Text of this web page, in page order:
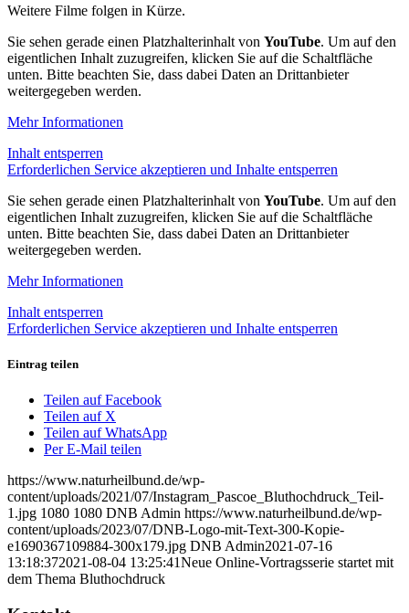
Weitere Filme folgen in Kürze.
Sie sehen gerade einen Platzhalterinhalt von YouTube. Um auf den
eigentlichen Inhalt zuzugreifen, klicken Sie auf die Schaltfläche
unten. Bitte beachten Sie, dass dabei Daten an Drittanbieter
weitergegeben werden.
Mehr Informationen
Inhalt entsperren
Erforderlichen Service akzeptieren und Inhalte entsperren
Sie sehen gerade einen Platzhalterinhalt von YouTube. Um auf den
eigentlichen Inhalt zuzugreifen, klicken Sie auf die Schaltfläche
unten. Bitte beachten Sie, dass dabei Daten an Drittanbieter
weitergegeben werden.
Mehr Informationen
Inhalt entsperren
Erforderlichen Service akzeptieren und Inhalte entsperren
Eintrag teilen
Teilen auf Facebook
Teilen auf X
Teilen auf WhatsApp
Per E-Mail teilen
https://www.naturheilbund.de/wp-
content/uploads/2021/07/Instagram_Pascoe_Bluthochdruck_Teil-
1.jpg 1080 1080 DNB Admin https://www.naturheilbund.de/wp-
content/uploads/2023/07/DNB-Logo-mit-Text-300-Kopie-
e1690367109884-300x179.jpg DNB Admin2021-07-16
13:18:372021-08-04 13:25:41Neue Online-Vortragsserie startet mit
dem Thema Bluthochdruck